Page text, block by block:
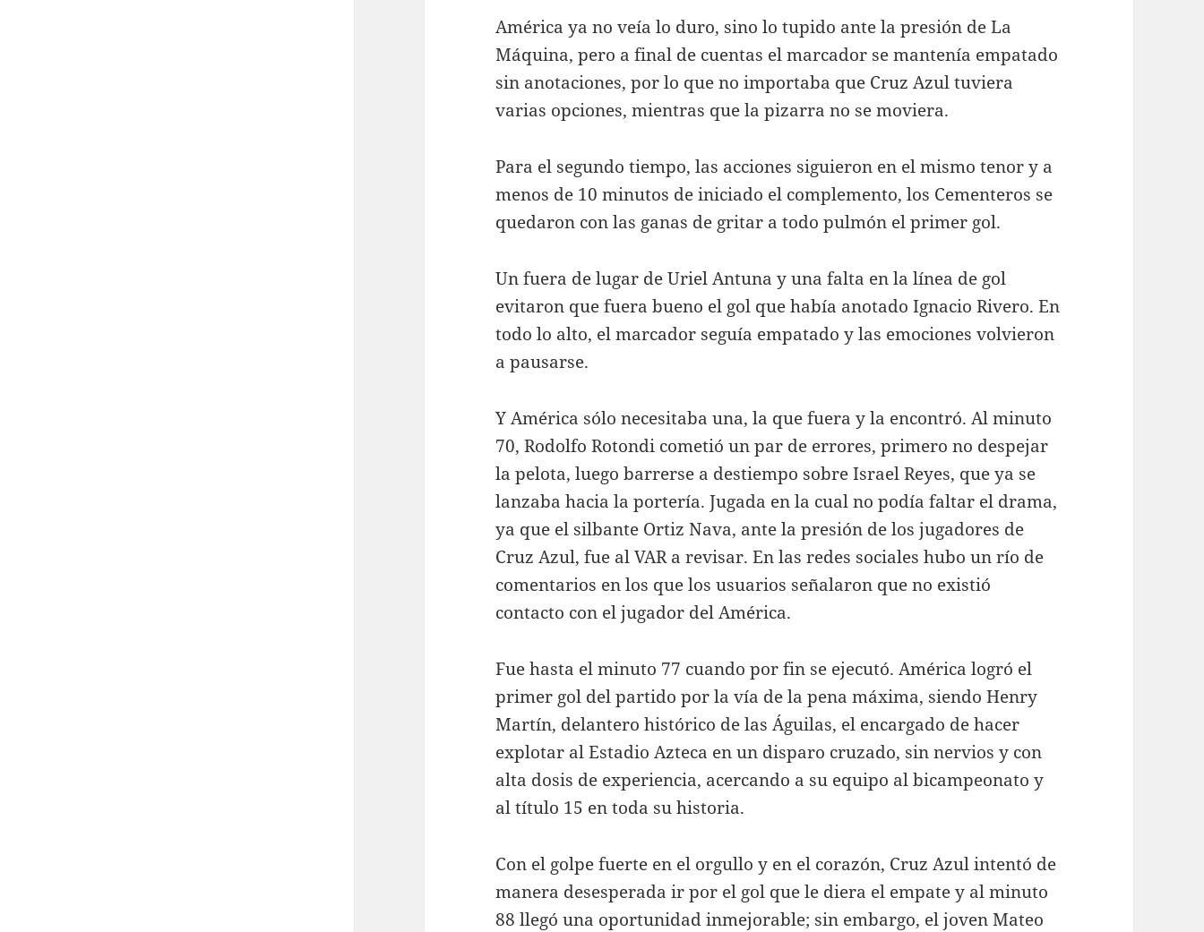
América ya no veía lo duro, sino lo tupido ante la presión de La
Máquina, pero a final de cuentas el marcador se mantenía empatado
sin anotaciones, por lo que no importaba que Cruz Azul tuviera
varias opciones, mientras que la pizarra no se moviera.
Para el segundo tiempo, las acciones siguieron en el mismo tenor y a
menos de 10 minutos de iniciado el complemento, los Cementeros se
quedaron con las ganas de gritar a todo pulmón el primer gol.
Un fuera de lugar de Uriel Antuna y una falta en la línea de gol
evitaron que fuera bueno el gol que había anotado Ignacio Rivero. En
todo lo alto, el marcador seguía empatado y las emociones volvieron
a pausarse.
Y América sólo necesitaba una, la que fuera y la encontró. Al minuto
70, Rodolfo Rotondi cometió un par de errores, primero no despejar
la pelota, luego barrerse a destiempo sobre Israel Reyes, que ya se
lanzaba hacia la portería. Jugada en la cual no podía faltar el drama,
ya que el silbante Ortiz Nava, ante la presión de los jugadores de
Cruz Azul, fue al VAR a revisar. En las redes sociales hubo un río de
comentarios en los que los usuarios señalaron que no existió
contacto con el jugador del América.
Fue hasta el minuto 77 cuando por fin se ejecutó. América logró el
primer gol del partido por la vía de la pena máxima, siendo Henry
Martín, delantero histórico de las Águilas, el encargado de hacer
explotar al Estadio Azteca en un disparo cruzado, sin nervios y con
alta dosis de experiencia, acercando a su equipo al bicampeonato y
al título 15 en toda su historia.
Con el golpe fuerte en el orgullo y en el corazón, Cruz Azul intentó de
manera desesperada ir por el gol que le diera el empate y al minuto
88 llegó una oportunidad inmejorable; sin embargo, el joven Mateo